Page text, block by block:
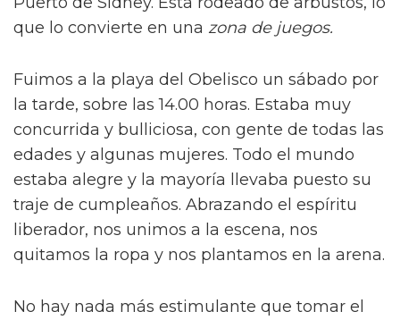
que lo convierte en una zona de juegos.
Fuimos a la playa del Obelisco un sábado por
la tarde, sobre las 14.00 horas. Estaba muy
concurrida y bulliciosa, con gente de todas las
edades y algunas mujeres. Todo el mundo
estaba alegre y la mayoría llevaba puesto su
traje de cumpleaños. Abrazando el espíritu
liberador, nos unimos a la escena, nos
quitamos la ropa y nos plantamos en la arena.
No hay nada más estimulante que tomar el